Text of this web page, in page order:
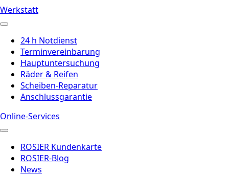
Werkstatt
24 h Notdienst
Terminvereinbarung
Hauptuntersuchung
Räder & Reifen
Scheiben-Reparatur
Anschlussgarantie
Online-Services
ROSIER Kundenkarte
ROSIER-Blog
News